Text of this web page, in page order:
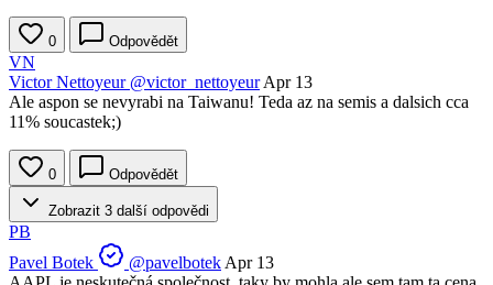
0 Odpovědět
VN
Victor Nettoyeur @victor_nettoyeur Apr 13
Ale aspon se nevyrabi na Taiwanu! Teda az na semis a dalsich cca
11% soucastek;)
0 Odpovědět
Zobrazit 3 další odpovědi
PB
Pavel Botek
@pavelbotek Apr 13